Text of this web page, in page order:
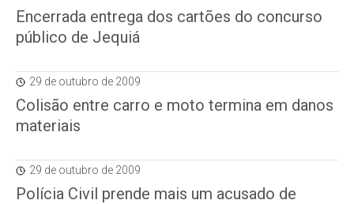
Encerrada entrega dos cartões do concurso
público de Jequiá
29 de outubro de 2009
Colisão entre carro e moto termina em danos
materiais
29 de outubro de 2009
Polícia Civil prende mais um acusado de